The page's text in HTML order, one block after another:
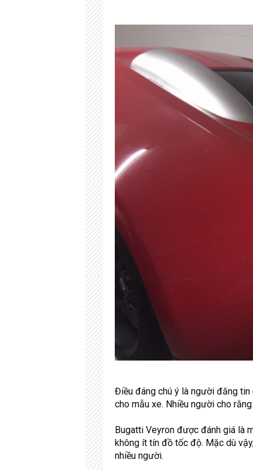
Điều đáng chú ý là người đăng tin
cho mẫu xe. Nhiều người cho
Bugatti Veyron được đánh giá là
không ít tín đồ tốc độ. Mặc dù
nhiều người.